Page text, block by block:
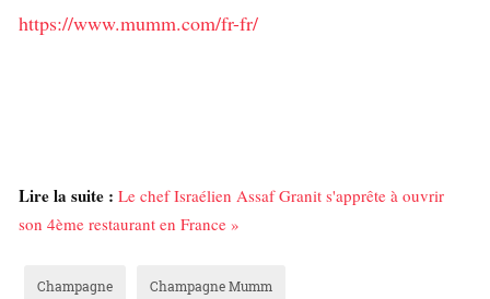
https://www.mumm.com/fr-fr/
Lire la suite : Le chef Israélien Assaf Granit s'apprête à ouvrir
son 4ème restaurant en France »
Champagne Champagne Mumm